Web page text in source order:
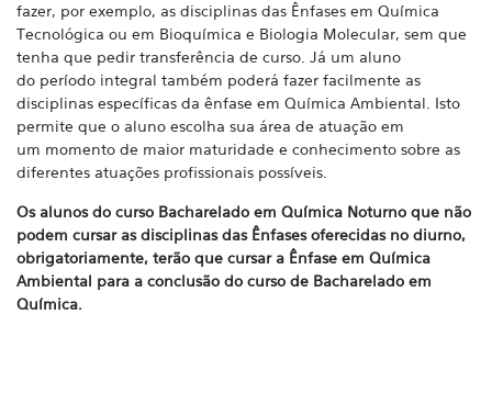
fazer, por exemplo, as disciplinas das Ênfases em Química
Tecnológica ou em Bioquímica e Biologia Molecular, sem que
tenha que pedir transferência de curso. Já um aluno
do período integral também poderá fazer facilmente as
disciplinas específicas da ênfase em Química Ambiental. Isto
permite que o aluno escolha sua área de atuação em
um momento de maior maturidade e conhecimento sobre as
diferentes atuações profissionais possíveis.
Os alunos do curso Bacharelado em Química Noturno que não
podem cursar as disciplinas das Ênfases oferecidas no diurno,
obrigatoriamente, terão que cursar a Ênfase em Química
Ambiental para a conclusão do curso de Bacharelado em
Química.